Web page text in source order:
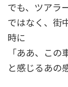
でも、ツアラ
ではなく、街
時に
「ああ、この
と感じるあの